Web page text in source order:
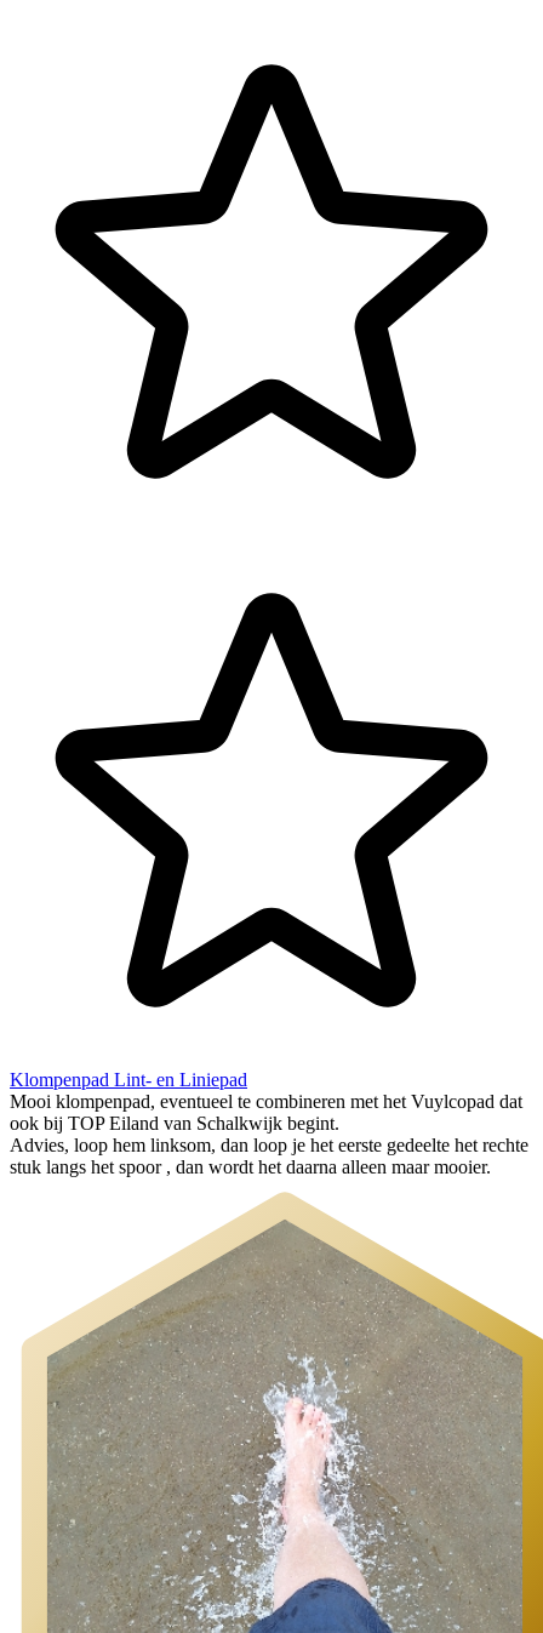
Klompenpad Lint- en Liniepad
Mooi klompenpad, eventueel te combineren met het Vuylcopad dat
ook bij TOP Eiland van Schalkwijk begint.
Advies, loop hem linksom, dan loop je het eerste gedeelte het rechte
stuk langs het spoor , dan wordt het daarna alleen maar mooier.